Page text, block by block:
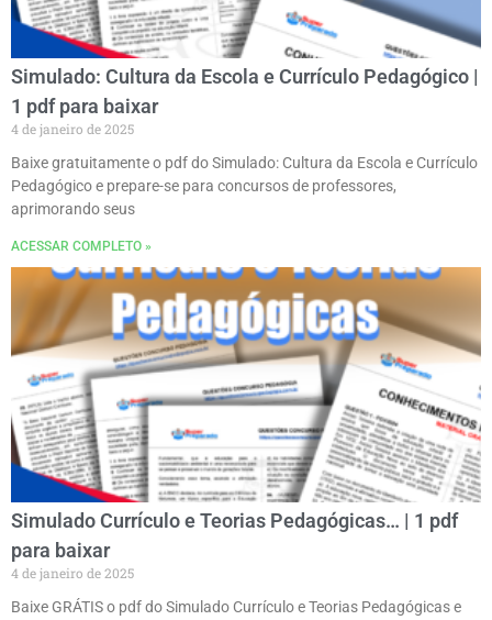
Simulado: Cultura da Escola e Currículo Pedagógico |
1 pdf para baixar
4 de janeiro de 2025
Baixe gratuitamente o pdf do Simulado: Cultura da Escola e Currículo
Pedagógico e prepare-se para concursos de professores,
aprimorando seus
ACESSAR COMPLETO »
Simulado Currículo e Teorias Pedagógicas… | 1 pdf
para baixar
4 de janeiro de 2025
Baixe GRÁTIS o pdf do Simulado Currículo e Teorias Pedagógicas e